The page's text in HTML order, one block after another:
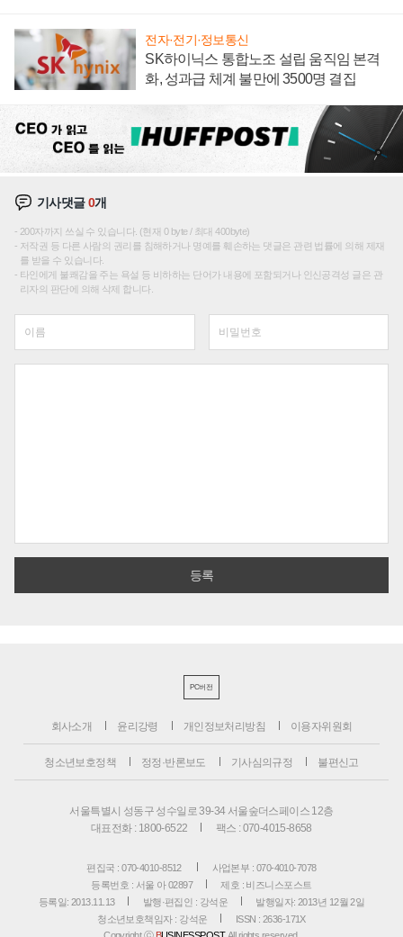
전자·전기·정보통신
SK하이닉스 통합노조 설립 움직임 본격
화, 성과급 체계 불만에 3500명 결집
기사댓글0개
200자까지 쓰실 수 있습니다. (현재 0 byte / 최대 400byte)
저작권 등 다른 사람의 권리를 침해하거나 명예를 훼손하는 댓글은 관련 법률에 의해 제재
를 받을 수 있습니다.
타인에게 불쾌감을 주는 욕설 등 비하하는 단어가 내용에 포함되거나 인신공격성 글은 관
리자의 판단에 의해 삭제 합니다.
PC버전
회사소개 윤리강령 개인정보처리방침 이용자위원회
청소년보호정책 정정·반론보도 기사심의규정 불편신고
서울특별시 성동구 성수일로 39-34 서울숲더스페이스 12층
대표전화 : 1800-6522
팩스 : 070-4015-8658
편집국 : 070-4010-8512
사업본부 : 070-4010-7078
등록번호 : 서울 아 02897
제호 : 비즈니스포스트
등록일: 2013.11.13
발행·편집인 : 강석운
발행일자: 2013년 12월 2일
청소년보호책임자 : 강석운
ISSN : 2636-171X
Copyright ⓒ BUSINESSPOST. All rights reserved.